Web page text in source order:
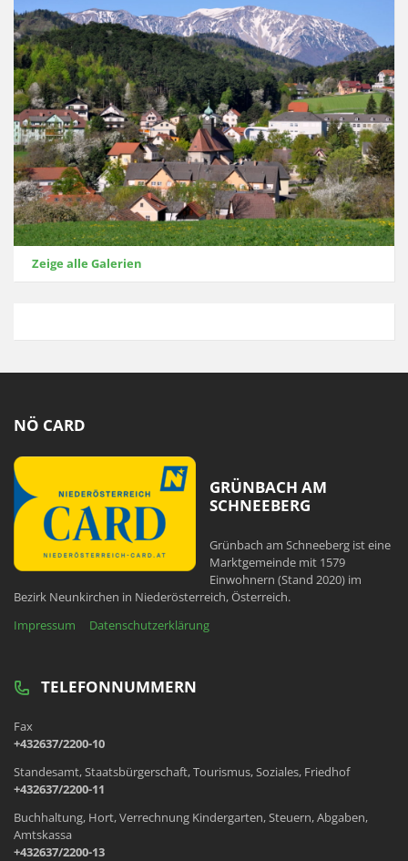
Zeige alle Galerien
NÖ CARD
GRÜNBACH AM
SCHNEEBERG
Grünbach am Schneeberg ist eine
Marktgemeinde mit 1579
Einwohnern (Stand 2020) im
Bezirk Neunkirchen in Niederösterreich, Österreich.
Impressum
Datenschutzerklärung
TELEFONNUMMERN
Fax
+432637/2200-10
Standesamt, Staatsbürgerschaft, Tourismus, Soziales, Friedhof
+432637/2200-11
Buchhaltung, Hort, Verrechnung Kindergarten, Steuern, Abgaben,
Amtskassa
+432637/2200-13